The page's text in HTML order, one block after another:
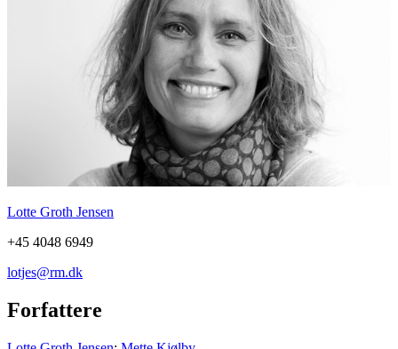
Lotte Groth Jensen
+45 4048 6949
lotjes@rm.dk
Forfattere